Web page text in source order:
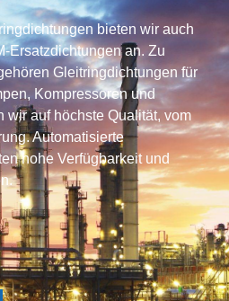
bieten wir auch
Ersatzdichtungen an. Zu
Gleitringdichtungen für
Kompressoren und
wir auf höchste Qualität, vom
Automatisierte
hohe Verfügbarkeit und